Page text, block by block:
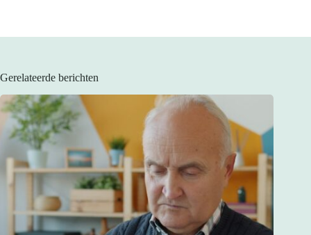
Gerelateerde berichten